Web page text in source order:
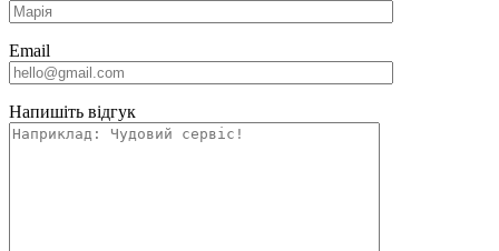
Email
Напишіть відгук